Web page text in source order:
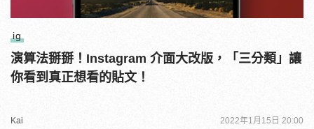
ig
演算法掰掰！Instagram 介面大改版，「三分類」讓
你看到真正想看的貼文！
Kai 2022年1月15日 20:00